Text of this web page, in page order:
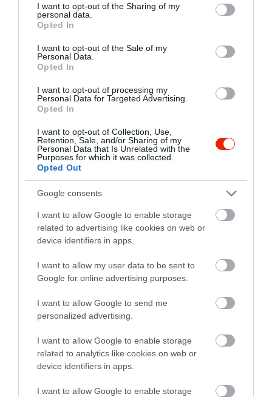
not limited to your visit or usage behaviour. You may click to
grant or deny consent to Google and its third-party tags to
use your data for below specified purposes in below Google
consent section.
I want to opt-out of the Sharing of my
personal data.
Opted In
I want to opt-out of the Sale of my
Personal Data.
Opted In
I want to opt-out of processing my
Personal Data for Targeted Advertising.
Opted In
I want to opt-out of Collection, Use,
Retention, Sale, and/or Sharing of my
Personal Data that Is Unrelated with the
Purposes for which it was collected.
Opted Out
Google consents
I want to allow Google to enable storage
related to advertising like cookies on web or
device identifiers in apps.
I want to allow my user data to be sent to
Google for online advertising purposes.
I want to allow Google to send me
personalized advertising.
I want to allow Google to enable storage
related to analytics like cookies on web or
device identifiers in apps.
I want to allow Google to enable storage
Értékelések Értékeld Te is
2.0
Összesen 1
5 0
3 0
1 0
A kiszolgálás lehetne javítani!
Jelentés